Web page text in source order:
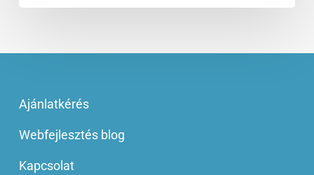
Ajánlatkérés
Webfejlesztés blog
Kapcsolat